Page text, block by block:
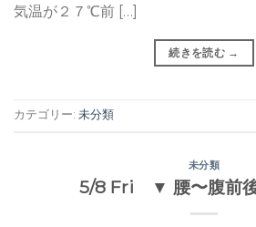
気温が２７℃前 […]
続きを読む →
カテゴリー: 未分類
未分類
5/8 Fri ▼ 腰〜腹前後